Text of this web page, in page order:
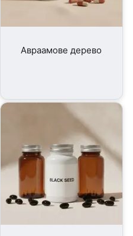
Авраамове дерево